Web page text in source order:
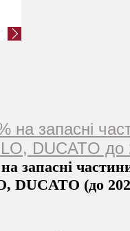
на запасні
DUCATO до
запасні
DUCATO (до